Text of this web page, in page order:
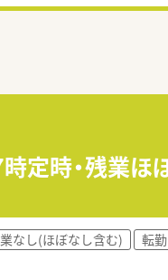
定時・残業ほ
なし(ほぼなし含む) 転